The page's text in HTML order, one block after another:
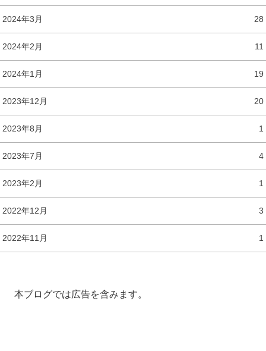
2024年3月 28
2024年2月 11
2024年1月 19
2023年12月 20
2023年8月 1
2023年7月 4
2023年2月 1
2022年12月 3
2022年11月 1
本ブログでは広告を含みます。